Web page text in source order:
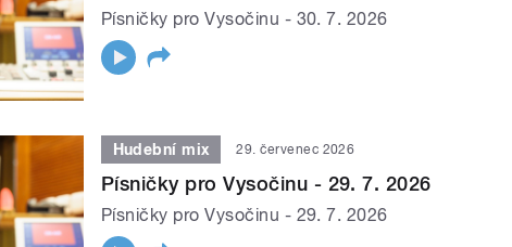
Písničky pro Vysočinu - 30. 7. 2026
Hudební mix 29. červenec 2026
Písničky pro Vysočinu - 29. 7. 2026
Písničky pro Vysočinu - 29. 7. 2026